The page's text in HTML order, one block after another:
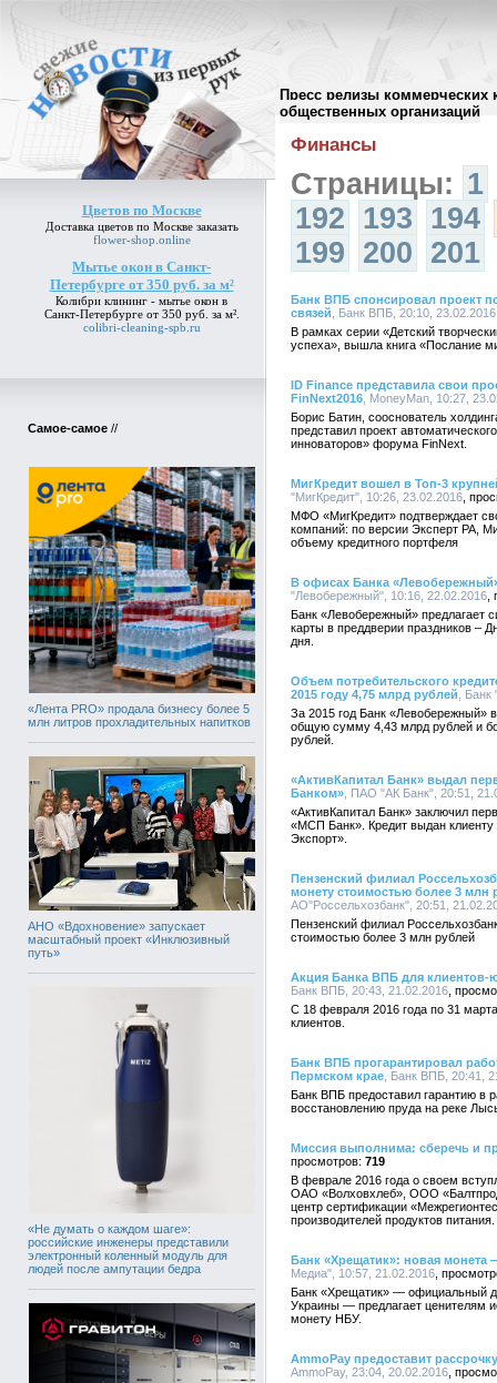
Пресс релизы коммерческих
общественных организаций
Цветов по Москве
Доставка цветов по Москвезаказать
flower-shop.online
Мытье окон в Санкт-
Петербурге от 350 руб. за м²
Колибри клининг - мытье окон в
Санкт-Петербурге от 350 руб. за м².
colibri-cleaning-spb.ru
Самое-самое //
«Лента PRO» продала бизнесу более 5
млн литров прохладительных напитков
АНО «Вдохновение» запускает
масштабный проект «Инклюзивный
путь»
«Не думать о каждом шаге»:
российские инженеры представили
электронный коленный модуль для
людей после ампутации бедра
Архив пресс-релизов//
Финансы
Страницы: 1
192 193 194
199 200 201
Банк ВПБ спонсировал проект
связей , Банк ВПБ, 20:10, 23.02.2016
В рамках серии «Детский
успеха», вышла книга «Послание
ID Finance представила свои
FinNext2016 , MoneyMan, 10:27,
Борис Батин, сооснователь
представил проект
инноваторов» форума FinNext.
МигКредит вошел в Топ-3
"МигКредит", 10:26, 23.02.2016
МФО «МигКредит» подтверждает
компаний: по версии Эксперт РА,
объему кредитного портфеля
В офисах Банка
"Левобережный", 10:16, 22.02.2016
Банк «Левобережный» предлагает
карты в преддверии праздников –
дня.
Объем потребительского
2015 году 4,75 млрд рублей ,
За 2015 год Банк «Левобережный»
общую сумму 4,43 млрд рублей и
рублей.
«АктивКапитал Банк» выдал
Банком» , ПАО "АК Банк", 20:51,
«АктивКапитал Банк» заключил
«МСП Банк». Кредит выдан
Экспорт».
Пензенский филиал
монету стоимостью более 3 млн
АО"Россельхозбанк", 20:51,
Пензенский филиал
стоимостью более 3 млн рублей
Акция Банка ВПБ для
Банк ВПБ, 20:43, 21.02.2016
C 18 февраля 2016 года по 31
клиентов.
Банк ВПБ прогарантировал
Пермском крае , Банк ВПБ, 20:41,
Банк ВПБ предоставил гарантию в
восстановлению пруда на реке
Миссия выполнима: сберечь и
719
В феврале 2016 года о своем
ОАО «Волховхлеб», ООО
центр сертификации
производителей продуктов питания.
Банк «Хрещатик»: новая монета
Медиа", 10:57, 21.02.2016
Банк «Хрещатик» — официальный
Украины — предлагает ценителям
монету НБУ.
AmmoPay предоставит
AmmoPay, 23:04, 20.02.2016